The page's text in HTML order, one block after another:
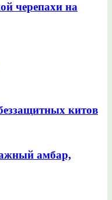
черепахи на
китов
амбар,